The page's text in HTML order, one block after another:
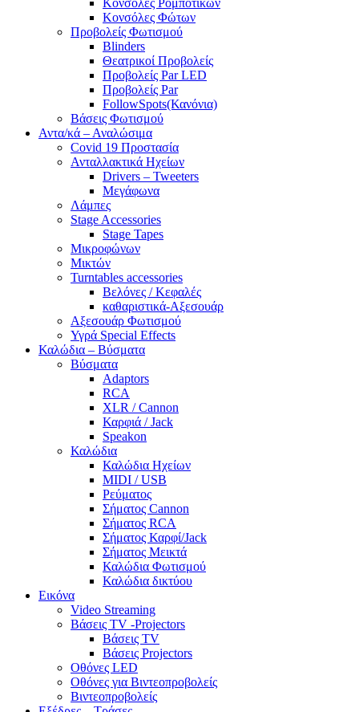
Κονσόλες Ρομποτικών
Κονσόλες Φώτων
Προβολείς Φωτισμού
Blinders
Θεατρικοί Προβολείς
Προβολείς Par LED
Προβολείς Par
FollowSpots(Κανόνια)
Βάσεις Φωτισμού
Αντα/κά – Αναλώσιμα
Covid 19 Προστασία
Ανταλλακτικά Ηχείων
Drivers – Tweeters
Μεγάφωνα
Λάμπες
Stage Accessories
Stage Tapes
Μικροφώνων
Μικτών
Turntables accessories
Βελόνες / Κεφαλές
καθαριστικά-Αξεσουάρ
Αξεσουάρ Φωτισμού
Υγρά Special Effects
Καλώδια – Βύσματα
Βύσματα
Adaptors
RCA
XLR / Cannon
Καρφιά / Jack
Speakon
Καλώδια
Καλώδια Ηχείων
MIDI / USB
Ρεύματος
Σήματος Cannon
Σήματος RCA
Σήματος Καρφί/Jack
Σήματος Μεικτά
Καλώδια Φωτισμού
Καλώδια δικτύου
Εικόνα
Video Streaming
Βάσεις TV -Projectors
Βάσεις TV
Βάσεις Projectors
Οθόνες LED
Οθόνες για Βιντεοπροβολείς
Βιντεοπροβολείς